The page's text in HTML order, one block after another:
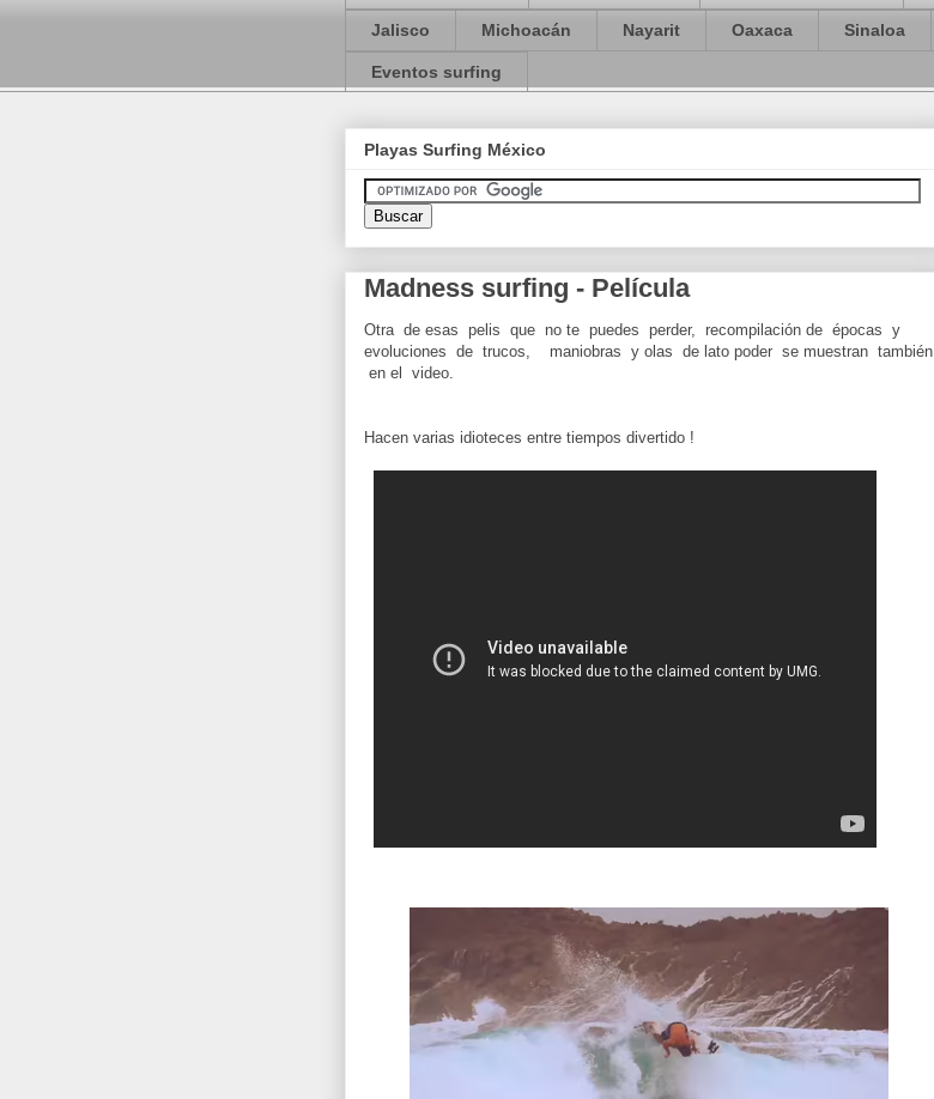
Jalisco Michoacán Nayarit Oaxaca Sinaloa
Eventos surfing
Playas Surfing México
Madness surfing - Película
Otra de esas pelis que no te puedes perder, recompilación de épocas y
evoluciones de trucos, maniobras y olas de lato poder se muestran también
en el video.
Hacen varias idioteces entre tiempos divertido !